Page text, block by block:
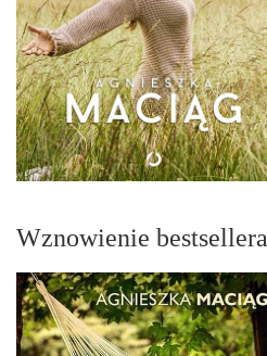
Wznowienie bestsellera